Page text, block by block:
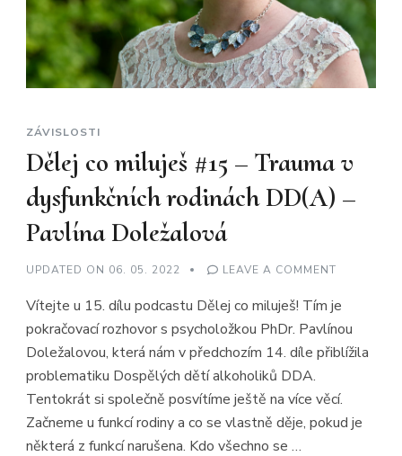
ZÁVISLOSTI
Dělej co miluješ #15 – Trauma v
dysfunkčních rodinách DD(A) –
Pavlína Doležalová
UPDATED ON 06. 05. 2022 LEAVE A COMMENT
MILUJEŠ
–
TRAUMA
V
DD(A)
–
PAVLÍNA
Vítejte u 15. dílu podcastu Dělej co miluješ! Tím je
pokračovací rozhovor s psycholožkou PhDr. Pavlínou
Doležalovou, která nám v předchozím 14. díle přiblížila
problematiku Dospělých dětí alkoholiků DDA.
Tentokrát si společně posvítíme ještě na více věcí.
Začneme u funkcí rodiny a co se vlastně děje, pokud je
některá z funkcí narušena. Kdo všechno se …